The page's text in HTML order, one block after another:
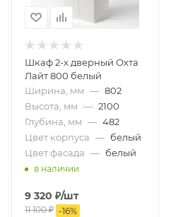
Шкаф 2-х дверный Охта
Лайт 800 белый
Ширина, мм — 802
Высота, мм — 2100
Глубина, мм — 482
Цвет корпуса — белый
Цвет фасада — белый
в наличии
9 320 ₽/шт
11 100₽ -16%